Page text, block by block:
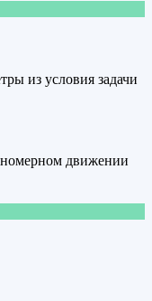
из условия задачи
движении